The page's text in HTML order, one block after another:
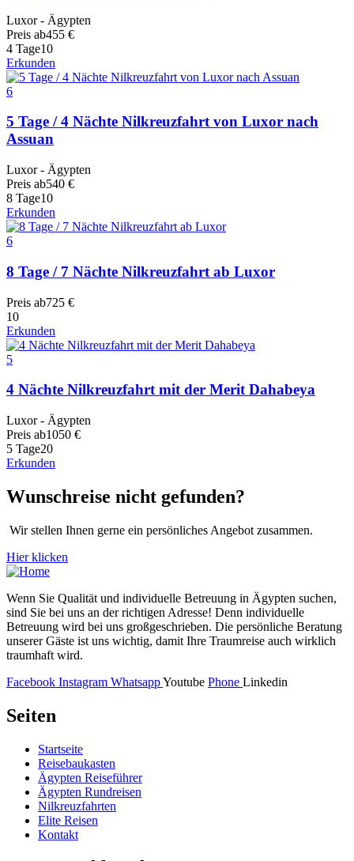
Luxor - Ägypten
Preis ab455 €
4 Tage10
Erkunden
6
5 Tage / 4 Nächte Nilkreuzfahrt von Luxor nach
Assuan
Luxor - Ägypten
Preis ab540 €
8 Tage10
Erkunden
6
8 Tage / 7 Nächte Nilkreuzfahrt ab Luxor
Preis ab725 €
10
Erkunden
5
4 Nächte Nilkreuzfahrt mit der Merit Dahabeya
Luxor - Ägypten
Preis ab1050 €
5 Tage20
Erkunden
Wunschreise nicht gefunden?
Wir stellen Ihnen gerne ein persönliches Angebot zusammen.
Hier klicken
Wenn Sie Qualität und individuelle Betreuung in Ägypten suchen,
sind Sie bei uns an der richtigen Adresse! Denn individuelle
Betreuung wird bei uns großgeschrieben. Die persönliche Beratung
unserer Gäste ist uns wichtig, damit Ihre Traumreise auch wirklich
traumhaft wird.
Facebook Instagram WhatsappYoutube Phone Linkedin
Seiten
Startseite
Reisebaukasten
Ägypten Reiseführer
Ägypten Rundreisen
Nilkreuzfahrten
Elite Reisen
Kontakt